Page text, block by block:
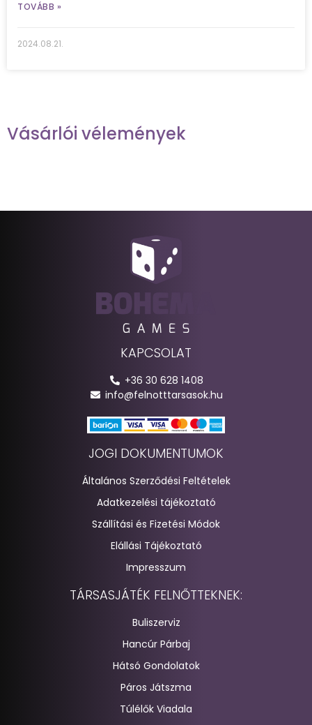
TOVÁBB »
2024.08.21.
Vásárlói vélemények
KAPCSOLAT
+36 30 628 1408
info@felnotttarsasok.hu
JOGI DOKUMENTUMOK
Általános Szerződési Feltételek
Adatkezelési tájékoztató
Szállítási és Fizetési Módok
Elállási Tájékoztató
Impresszum
TÁRSASJÁTÉK FELNŐTTEKNEK:
Buliszerviz
Hancúr Párbaj
Hátsó Gondolatok
Páros Játszma
Túlélők Viadala